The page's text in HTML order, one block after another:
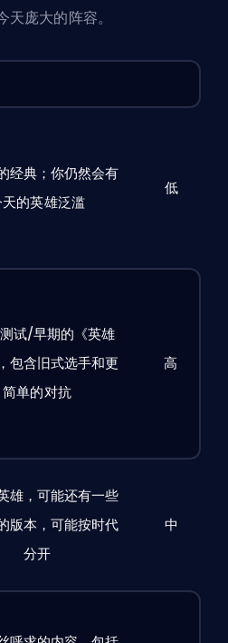
庞大的阵容。
经典；你仍然会有
的英雄泛滥
低
试/早期的《英雄
包含旧式选手和更
简单的对抗
高
雄，可能还有一些
版本，可能按时代
分开
中